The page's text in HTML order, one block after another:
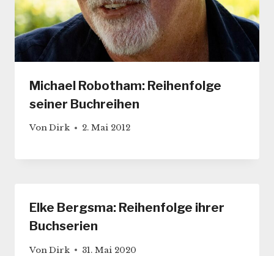
Michael Robotham: Reihenfolge
seiner Buchreihen
VonDirk 2. Mai 2012
Elke Bergsma: Reihenfolge ihrer
Buchserien
VonDirk 31. Mai 2020